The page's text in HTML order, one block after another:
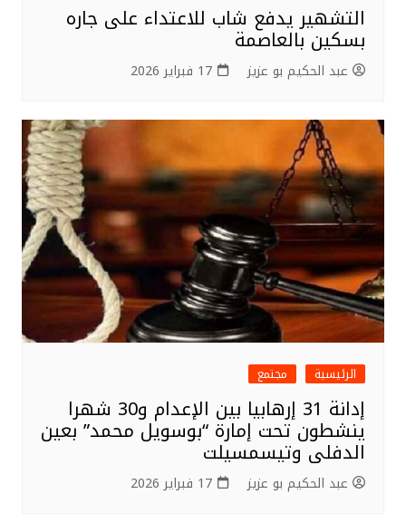
التشهير يدفع شاب للاعتداء على جاره
بسكين بالعاصمة
عبد الحكيم بو عزيز 17 فبراير 2026
الرئيسية مجتمع
إدانة 31 إرهابيا بين الإعدام و30 شهرا
ينشطون تحت إمارة “بوسويل محمد” بعين
الدفلى وتيسمسيلت
عبد الحكيم بو عزيز 17 فبراير 2026